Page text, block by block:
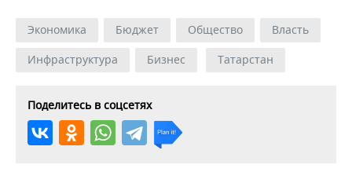
Экономика Бюджет Общество
Власть
Инфраструктура
Бизнес Татарстан
Поделитесь в соцсетях